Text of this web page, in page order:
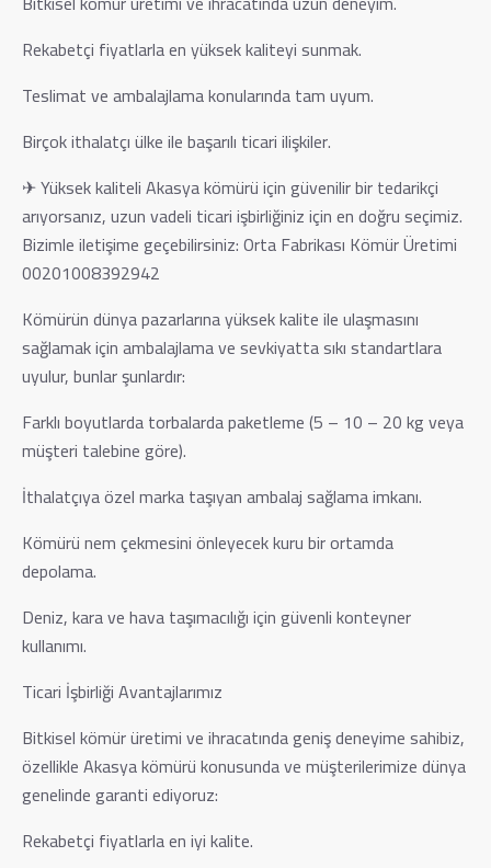
Rekabetçi fiyatlarla en yüksek kaliteyi sunmak.
Teslimat ve ambalajlama konularında tam uyum.
Birçok ithalatçı ülke ile başarılı ticari ilişkiler.
✈ Yüksek kaliteli Akasya kömürü için güvenilir bir tedarikçi
arıyorsanız, uzun vadeli ticari işbirliğiniz için en doğru seçimiz.
Bizimle iletişime geçebilirsiniz: Orta Fabrikası Kömür Üretimi
00201008392942
Kömürün dünya pazarlarına yüksek kalite ile ulaşmasını
sağlamak için ambalajlama ve sevkiyatta sıkı standartlara
uyulur, bunlar şunlardır:
Farklı boyutlarda torbalarda paketleme (5 – 10 – 20 kg veya
müşteri talebine göre).
İthalatçıya özel marka taşıyan ambalaj sağlama imkanı.
Kömürü nem çekmesini önleyecek kuru bir ortamda
depolama.
Deniz, kara ve hava taşımacılığı için güvenli konteyner
kullanımı.
Ticari İşbirliği Avantajlarımız
Bitkisel kömür üretimi ve ihracatında geniş deneyime sahibiz,
özellikle Akasya kömürü konusunda ve müşterilerimize dünya
genelinde garanti ediyoruz:
Rekabetçi fiyatlarla en iyi kalite.